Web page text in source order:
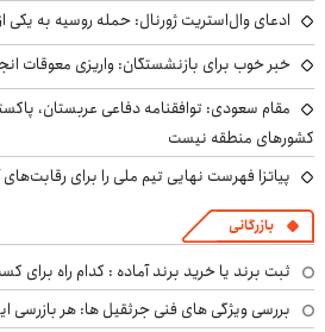
ادعای وال‌استریت ژورنال: حمله روسیه به
خبر خوب برای بازنشستگان: واریزی معوقات
مقام سعودی: توافقنامه دفاعی عربستان،
کشورهای منطقه نیست
پیاتزا فهرست نهایی تیم ملی را برای رقابت‌های
بازرگانی
ثبت برند یا خرید برند آماده : کدام راه
بررسی ویژگی های فنی جرثقیل ها: هر بازرسی